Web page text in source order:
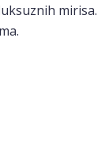
mirisa.